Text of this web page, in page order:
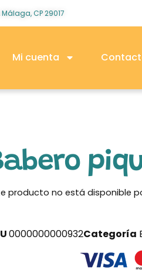
CP 29017
Mi cuenta
producto no está disponible
0000000000932Categoría